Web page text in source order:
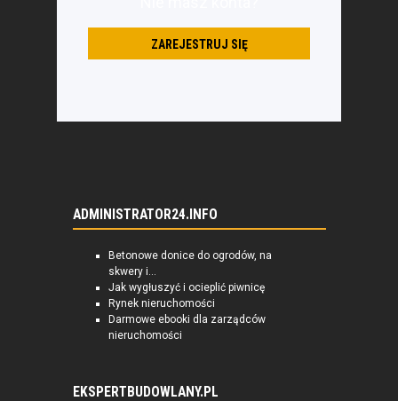
ZAREJESTRUJ SIĘ
ADMINISTRATOR24.INFO
Betonowe donice do ogrodów, na
skwery i...
Jak wygłuszyć i ocieplić piwnicę
Rynek nieruchomości
Darmowe ebooki dla zarządców
nieruchomości
EKSPERTBUDOWLANY.PL